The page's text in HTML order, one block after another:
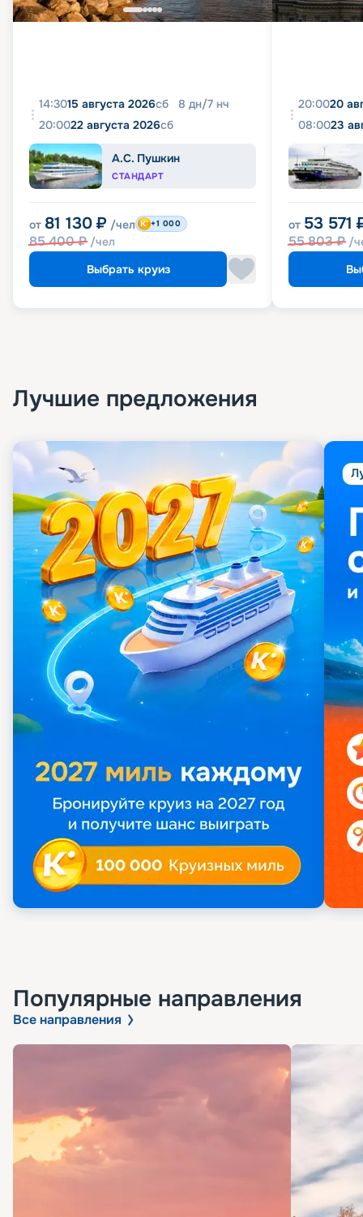
14:3015 августа 2026сб 8 дн/7 нч
20:0022 августа 2026сб
А.С. Пушкин
СТАНДАРТ
от 81 130 ₽ /чел
85 400₽ /чел
+1 000
Выбрать круиз
20:0020
08:0023
от 53 571
55 803₽ /
Лучшие предложения
Популярные направления
Все направления